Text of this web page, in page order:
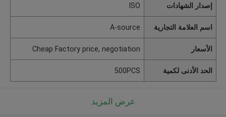
إصدار الشهادات ISO
اسم العلامة التجارية A-source
الأسعار Cheap Factory price, negotiation
الحد الأدنى لكمية 500PCS
عرض المزيد